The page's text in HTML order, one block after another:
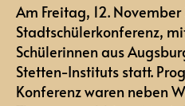
Am Freitag, 12.
Stadtschülerkonferenz,
Schülerinnen aus
Stetten-Instituts statt.
Konferenz waren neben